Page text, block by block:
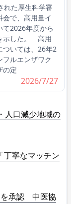
れた厚生科学審
で、高用量イ
て2026年度から
示した。 高用
ついては、26年2
フルエンザワク
の定
2026/7/27
人口減少地域の
丁寧なマッチン
を承認 中医協